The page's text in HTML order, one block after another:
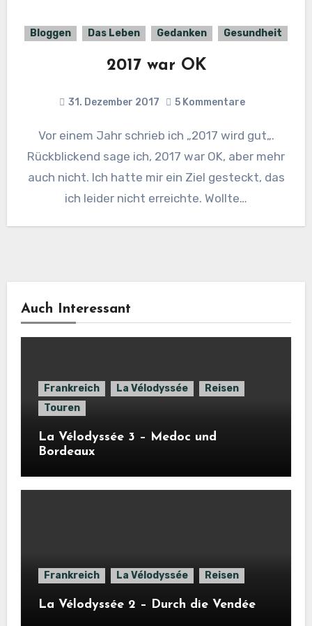
Bloggen Das Leben Gedanken Gesundheit
2017 war OK
31. Dezember 2017 5 Kommentare
Vor einem Jahr schrieb ich „2017 wird gut„.
Rückblickend sage ich, 2017 war OK, aber mehr
auch nicht. Ich hatte mir ein Ziel gesteckt, das
ich leider nicht erreichte. Wollte…
Auch Interessant
Frankreich La Vélodyssée
Reisen
Touren
La Vélodyssée 3 – Medoc und
Bordeaux
Frankreich La Vélodyssée Reisen
La Vélodyssée 2 – Durch die Vendée